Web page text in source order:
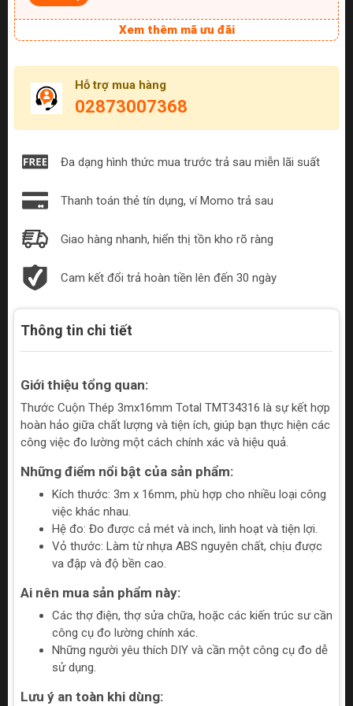
Xem thêm mã ưu đãi
Hỗ trợ mua hàng
02873007368
Đa dạng hình thức mua trước trả sau miễn lãi suất
Thanh toán thẻ tín dụng, ví Momo trả sau
Giao hàng nhanh, hiển thị tồn kho rõ ràng
Cam kết đổi trả hoàn tiền lên đến 30 ngày
Thông tin chi tiết
Giới thiệu tổng quan:
Thước Cuộn Thép 3mx16mm Total TMT34316 là sự kết hợp
hoàn hảo giữa chất lượng và tiện ích, giúp bạn thực hiện các
công việc đo lường một cách chính xác và hiệu quả.
Những điểm nổi bật của sản phẩm:
Kích thước: 3m x 16mm, phù hợp cho nhiều loại công
việc khác nhau.
Hệ đo: Đo được cả mét và inch, linh hoạt và tiện lợi.
Vỏ thước: Làm từ nhựa ABS nguyên chất, chịu được
va đập và độ bền cao.
Ai nên mua sản phẩm này:
Các thợ điện, thợ sửa chữa, hoặc các kiến trúc sư cần
công cụ đo lường chính xác.
Những người yêu thích DIY và cần một công cụ đo dễ
sử dụng.
Lưu ý an toàn khi dùng: